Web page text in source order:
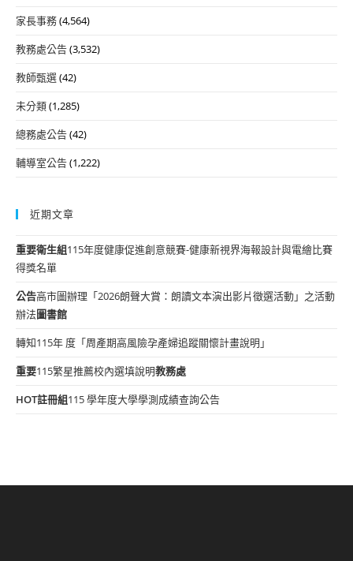
家長事務(4,564)
教務處公告(3,532)
教師甄選(42)
未分類(1,285)
總務處公告(42)
輔導室公告(1,222)
近期文章
重要衛生組115年度健康促進創意競賽-健康新視界海報設計與電繪比賽
得獎名單
公告高市圖辦理「2026朗聲大賞：朗讀文本演出影片徵選活動」之活動
辦法圖書館
轉知115年 度「周產期高風險孕產婦追蹤關懷計畫說明」
重要115繁星推薦校內選填說明教務處
HOT註冊組115 學年度大學學測成績查詢公告